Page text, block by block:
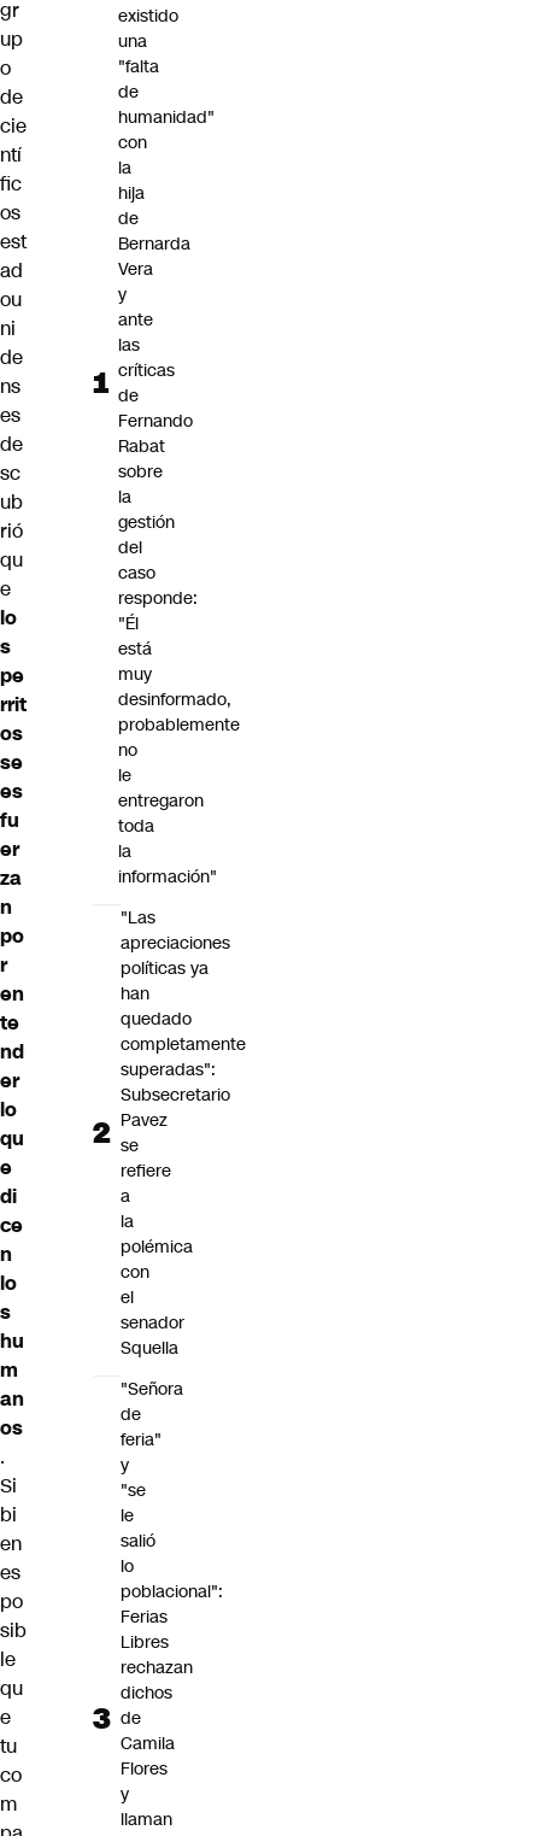
gr
up
o
de
cie
ntí
fic
os
est
ad
ou
ni
de
ns
es
de
sc
ub
rió
qu
e
lo
s
pe
rrit
os
se
es
fu
er
za
n
po
r
en
te
nd
er
lo
qu
e
di
ce
n
lo
s
hu
m
an
os
.
Si
bi
en
es
po
sib
le
qu
e
tu
co
m
existido
una
"falta
de
humanidad"
con
la
hija
de
Bernarda
Vera
y
ante
las
críticas
de
Fernando
Rabat
sobre
la
gestión
del
caso
responde:
"Él
está
muy
desinformado,
probablemente
no
le
entregaron
toda
la
información"
"Las
apreciaciones
políticas ya
han
quedado
completamente
superadas":
Subsecretario
Pavez
se
refiere
a
la
polémica
con
el
senador
Squella
"Señora
de
feria"
y
"se
le
salió
lo
poblacional":
Ferias
Libres
rechazan
dichos
de
Camila
Flores
y
llaman